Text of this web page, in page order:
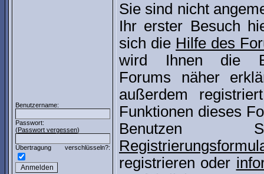
Benutzername:
Passwort:
(Passwort vergessen)
Übertragung verschlüsseln?:
Sie sind nicht
Ihr erster Besuch
sich die Hilfe des
wird Ihnen die
Forums näher
außerdem
Funktionen dieses
Benutzen
registrieren oder